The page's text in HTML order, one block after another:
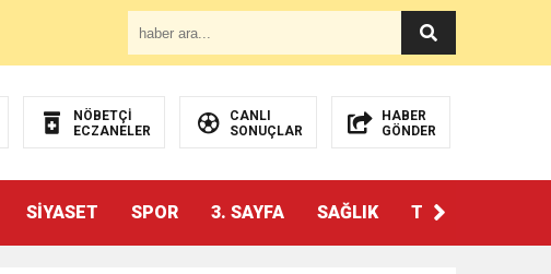
NÖBETÇİ
ECZANELER
CANLI
SONUÇLAR
HABER
GÖNDER
SİYASET SPOR 3. SAYFA SAĞLIK TEKNOLOJİ